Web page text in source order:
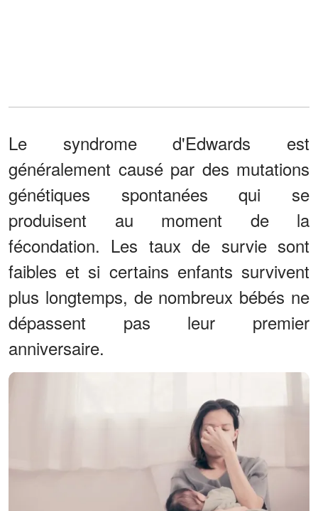
Le syndrome d'Edwards est
généralement causé par des mutations
génétiques spontanées qui se
produisent au moment de la
fécondation. Les taux de survie sont
faibles et si certains enfants survivent
plus longtemps, de nombreux bébés ne
dépassent pas leur premier
anniversaire.